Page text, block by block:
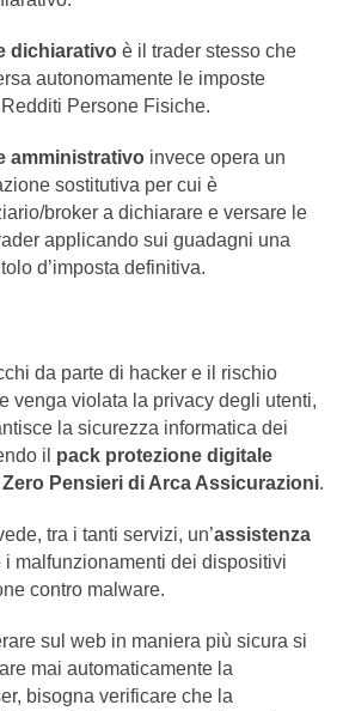
dichiarativo è il trader stesso che
autonomamente le imposte
Persone Fisiche.
amministrativo invece opera un
sostitutiva per cui è
broker a dichiarare e versare le
applicando sui guadagni una
d’imposta definitiva.
da parte di hacker e il rischio
venga violata la privacy degli utenti,
la sicurezza informatica dei
il pack protezione digitale
Pensieri di Arca Assicurazioni.
tra i tanti servizi, un’assistenza
i malfunzionamenti dei dispositivi
contro malware.
sul web in maniera più sicura si
mai automaticamente la
bisogna verificare che la